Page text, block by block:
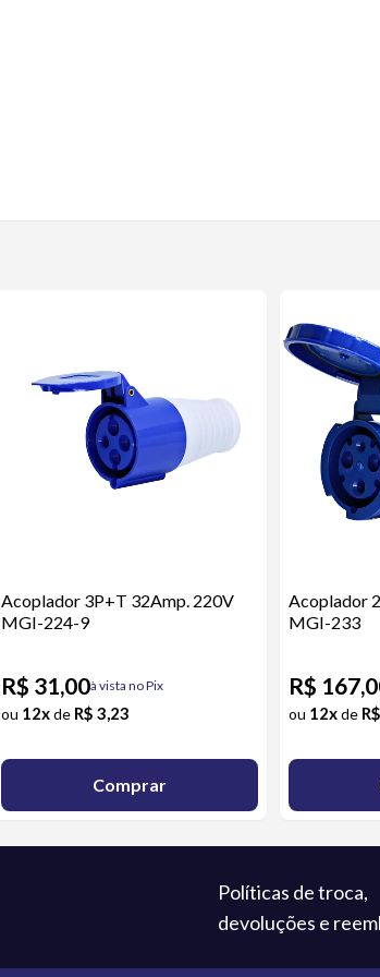
Acoplador 3P+T 32Amp. 220V
MGI-224-9
R$ 31,00à vista no Pix
ou 12xde R$ 3,23
Comprar
Acoplador
MGI-233
R$
ou 12x de
Políticas de troca,
devoluções e